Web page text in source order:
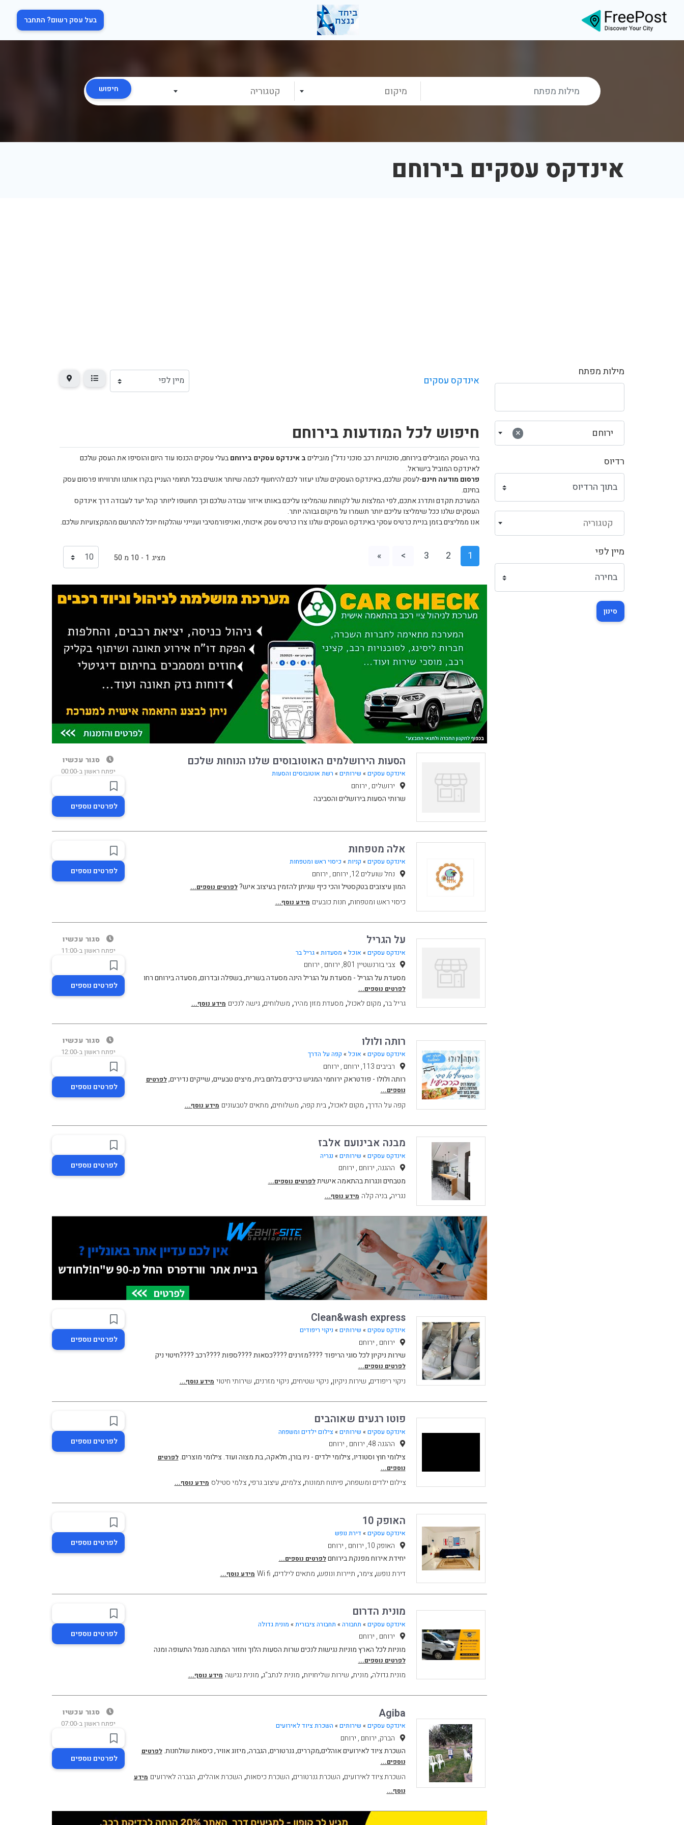
בעל עסק רשום? התחבר
מיקום קטגוריה חיפוש
אינדקס עסקים בירוחם
מילות מפתח
× ירוחם
רדיוס
קטגוריה
מיין לפי
סינון
אינדקס עסקים
חיפוש לכל המודעות בירוחם
בתי העסק המובילים בירוחם, סוכנויות רכב סוכני נדל"ן מוביליםב אינדקס עסקים בירוחםבעלי עסקים הכנסו עוד היום והוסיפו את העסק שלכם
לאינדקס המוביל בישראל.
פרסום מודעה חינם-לעסק שלכם, באינדקס העסקים שלנו יעזור לכם להיחשף לכמה שיותר אנשים בכל תחומי העניין בקרו אותנו ותרוויחו פרסום עסק
בחינם.
המערכת תקדם ותדרג אתכם, לפי המלצות של לקוחות שהמליצו עליכם באותו איזור עבודה שלכם וכך תחשפו ליותר קהל יעד לעבודה דרך אינדקס
העסקים שלנו ככל שימליצו עליכם יותר תשמרו על מיקום גבוהה יותר.
אנו ממליצים בזמן בניית כרטיס עסקי באינדקס העסקים שלנו צרו כרטיס עסק איכותי, ואניפורמטיבי וענייני שהלקוח יוכל להתרשם מהמקצועיות שלכם.
1
2
3
>
» מציג 1 - 10 מ 50
הסעות הירושלמים האוטובוסים שלנו הנוחות שלכם
אינדקס עסקים » שירותים » רשת אוטובוסים והסעות
ירושלים , ירוחם
שרותי הסעות בירושלים והסביבה
סגור עכשיו
יפתח ראשון ב-00:00
לפרטים נוספים
אלה מטפחות
אינדקס עסקים » קניות » כיסוי ראש ומטפחות
נחל שועלים 12, ירוחם , ירוחם
המון עיצובים בטקסטיל והכי כיף שניתן להזמין בעיצוב איש?לפרטים נוספים...
כיסוי ראש ומטפחות, חנות כובעים מידע נוסף...
לפרטים נוספים
על הגריל
אינדקס עסקים » אוכל » מסעדות »גריל בר
צבי בורנשטיין 801, ירוחם , ירוחם
מסעדת על הגריל - מסעדת על הגריל הינה מסעדה בשרית, בשפלה ובדרום, מסעדה בירוחם רחו
לפרטים נוספים...
גריל בר, מקום לאכול, מסעדת מזון מהיר, משלוחים,גישה לנכים מידע נוסף...
סגור עכשיו
יפתח ראשון ב-11:00
לפרטים נוספים
רותה ולולו
אינדקס עסקים » אוכל » קפה על הדרך
רביבים 113, ירוחם , ירוחם
רותה ולולו - פודטראק ירוחמי המגיש כריכים בלחם בית, מיצים טבעיים, שייקים נדירים,לפרטים
נוספים...
קפה על הדרך, מקום לאכול,בית קפה, משלוחים, מתאים לטבעונים מידע נוסף...
סגור עכשיו
יפתח ראשון ב-12:00
לפרטים נוספים
מבנה אבינועם אלבז
אינדקס עסקים » שירותים » נגריה
ההגנה, ירוחם , ירוחם
מטבחים ונגרות בהתאמה אישיתלפרטים נוספים...
נגריה,בניה קלה מידע נוסף...
לפרטים נוספים
Clean&wash express
אינדקס עסקים » שירותים » ניקוי ריפודים
ירוחם , ירוחם
שירות ניקיון לכל סוגי הריפוד ????מזרנים ????כסאות ????ספות ????רכב ????חיטוי ניק
לפרטים נוספים...
ניקוי ריפודים, שירות ניקיון, ניקוי שטיחים, ניקוי מזרנים, שירותי חיטוי מידע נוסף...
לפרטים נוספים
פוטו רגעים שאוהבים
אינדקס עסקים » שירותים » צילום ילדים ומשפחה
ההגנה 48, ירוחם , ירוחם
צילומי חוץ וסטודיו, צילומי ילדים - ניו בורן, חלאקה, בת מצוה ועוד. צילומי מוצרים.לפרטים
נוספים...
צילום ילדים ומשפחה, פיתוח תמונות,צלמים, עיצוב גרפי,צלמי סטילס מידע נוסף...
לפרטים נוספים
האופק 10
אינדקס עסקים »דירת נופש
האופק 10, ירוחם , ירוחם
יחידת אירוח מפנקת בירוחםלפרטים נוספים...
דירת נופש,צימר, תיירות ונופש, מתאים לילדים,
Wi fi מידע נוסף...
לפרטים נוספים
מונית הדרום
אינדקס עסקים » תחבורה » תחבורה ציבורית » מונית גדולה
ירוחם , ירוחם
מוניות לכל הארץ מוניות נגישות לנכים שרות הסעות הלוך וחזור המתנה מנמל התעופה ומנה
לפרטים נוספים...
מונית גדולה, מונית, שירות שליחויות, מונית לנתב"ג, מונית נגישה מידע נוסף...
לפרטים נוספים
Agiba
אינדקס עסקים » שירותים » השכרת ציוד לאירועים
הברק, ירוחם , ירוחם
השכרת ציוד לאירועים אוהלים,מקררים, גנרטורים, הגברה, מיזוג אוויר, כיסאות שולחנות.לפרטים
נוספים...
השכרת ציוד לאירועים, השכרת גנרטורים, השכרת כיסאות, השכרת אוהלים, הגברה לאירועים מידע
נוסף...
סגור עכשיו
יפתח ראשון ב-07:00
לפרטים נוספים